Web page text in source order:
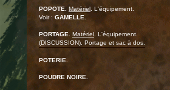
POPOTE. Matériel . L'équipement.
Voir : GAMELLE.
PORTAGE. Matériel . L'équipement.
(DISCUSSION). Portage et sac à dos.
POTERIE.
POUDRE NOIRE.